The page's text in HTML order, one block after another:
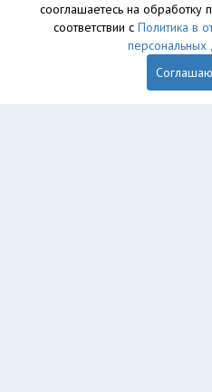
База данных сайта vyvoz.org
собственностью ООО
сооглашаетесь на обработку
соответствии с Политика в
персональных